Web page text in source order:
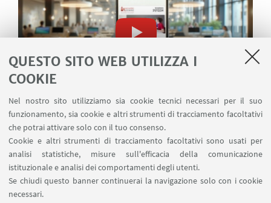
QUESTO SITO WEB UTILIZZA I
COOKIE
Nel nostro sito utilizziamo sia cookie tecnici necessari per il suo
funzionamento, sia cookie e altri strumenti di tracciamento facoltativi
che potrai attivare solo con il tuo consenso.
Cookie e altri strumenti di tracciamento facoltativi sono usati per
analisi statistiche, misure sull'efficacia della comunicazione
istituzionale e analisi dei comportamenti degli utenti.
Se chiudi questo banner continuerai la navigazione solo con i cookie
necessari.
Guarda su YouTube
Via Marsala 49